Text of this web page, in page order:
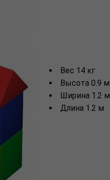
Вес 14 кг
Высота 0.9 м
Ширина 1.2 м
Длина 1.2 м